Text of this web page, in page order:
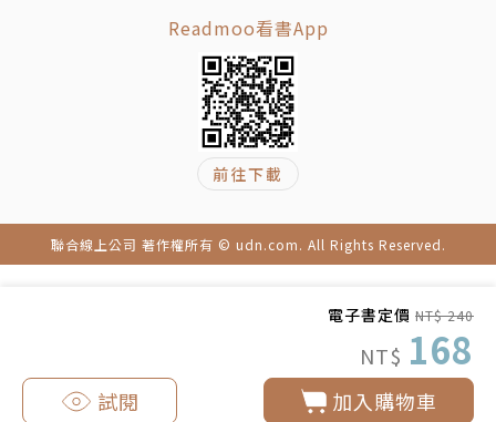
電子書定價 NT$ 240
NT$ 168
加入購物車
試閱
情境32 搞什麼？群組同事都在拍馬屁
情境33 主管發火，公開「修理」我
情境34 好想低調退出無聊群組
情境35 不得已要用Line請假
情境36 啊！誤傳抱怨訊息給主管
情境37 線上檢討會，凡罵過必留下痕跡
情境39 時間就是金錢，我的錢都花在回Line
情境40 被加入太多無關的工作群組怎麼辦？
Readmoo看書App
前往下載
聯合線上公司 著作權所有 © udn.com. All Rights Reserved.